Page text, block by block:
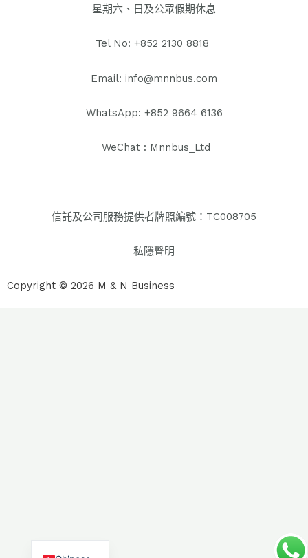
星期六、日及公眾假期休息
Tel No: +852 2130 8818
Email: info@mnnbus.com
WhatsApp: +852 9664 6136
WeChat : Mnnbus_Ltd
信託及公司服務提供者牌照編號：TC008705
私隱聲明
Copyright © 2026 M & N Business